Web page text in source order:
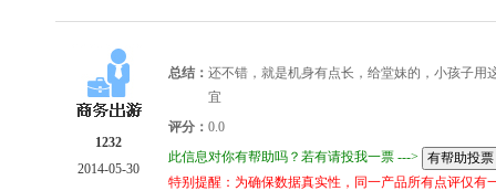
1232
2014-05-30
总结： 还不错，就是机身有点长，给堂妹的，小孩子
宜
评分： 0.0
此信息对你有帮助吗？若有请投我一票 --->
特别提醒：为确保数据真实性，同一产品所有点评仅有